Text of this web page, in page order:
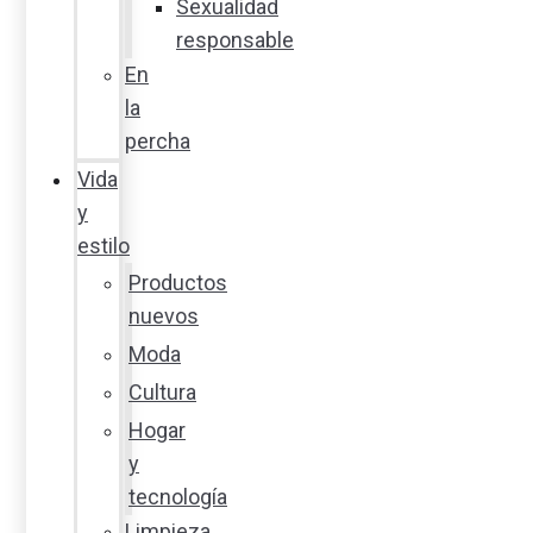
Sexualidad
responsable
En
la
percha
Vida
y
estilo
Productos
nuevos
Moda
Cultura
Hogar
y
tecnología